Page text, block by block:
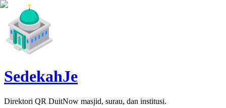
SedekahJe
Direktori QR DuitNow masjid, surau, dan institusi.